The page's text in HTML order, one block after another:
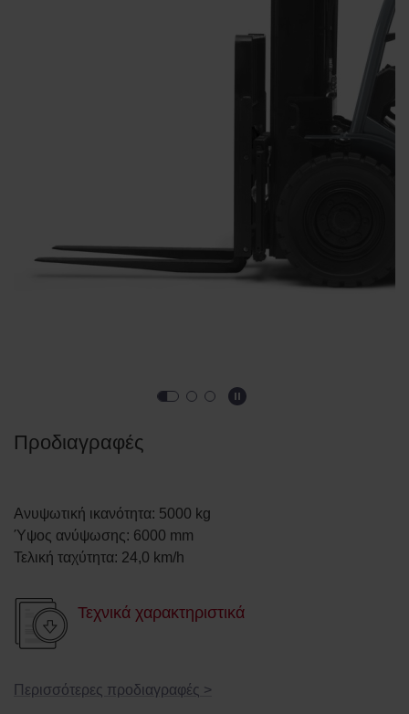
Προδιαγραφές
Ανυψωτική ικανότητα: 5000 kg
Ύψος ανύψωσης: 6000 mm
Τελική ταχύτητα: 24,0 km/h
Τεχνικά χαρακτηριστικά
Περισσότερες προδιαγραφές >